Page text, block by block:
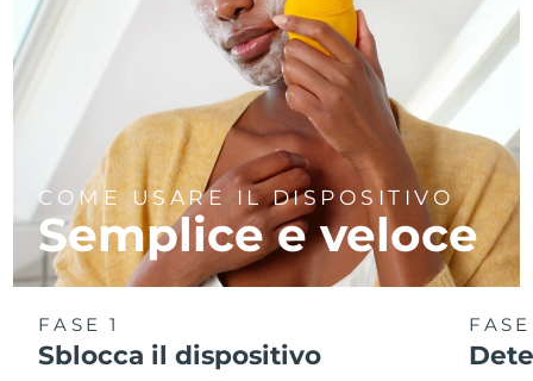
COME USARE IL DISPOSITIVO
Semplice e veloce
FASE 1
Sblocca il dispositivo